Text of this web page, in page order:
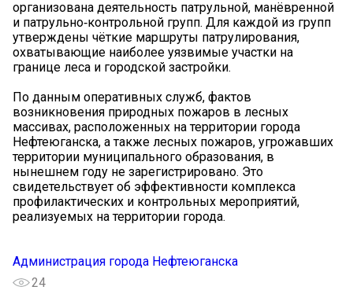
организована деятельность патрульной, манёвренной
и патрульно‑контрольной групп. Для каждой из групп
утверждены чёткие маршруты патрулирования,
охватывающие наиболее уязвимые участки на
границе леса и городской застройки.
По данным оперативных служб, фактов
возникновения природных пожаров в лесных
массивах, расположенных на территории города
Нефтеюганска, а также лесных пожаров, угрожавших
территории муниципального образования, в
нынешнем году не зарегистрировано. Это
свидетельствует об эффективности комплекса
профилактических и контрольных мероприятий,
реализуемых на территории города.
Администрация города Нефтеюганска
24